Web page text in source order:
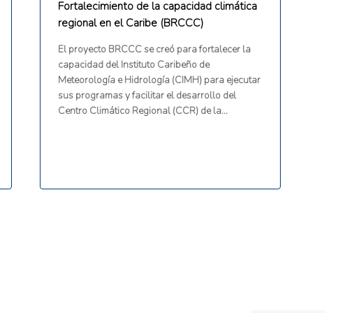
Fortalecimiento de la capacidad climática
regional en el Caribe (BRCCC)
El proyecto BRCCC se creó para fortalecer la
capacidad del Instituto Caribeño de
Meteorología e Hidrología (CIMH) para ejecutar
sus programas y facilitar el desarrollo del
Centro Climático Regional (CCR) de la
capacidades humanas y técnicas en los